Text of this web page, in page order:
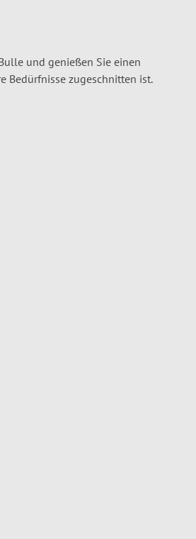
und genießen Sie einen
Bedürfnisse zugeschnitten ist.